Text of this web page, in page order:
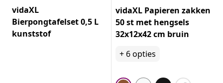
vidaXL
Bierpongtafelset 0,5 L
kunststof
vidaXL Papieren zakken
50 st met hengsels
32x12x42 cm bruin
+ 6opties